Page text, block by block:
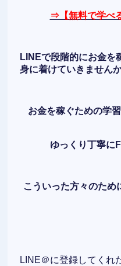
⇒【無料で学べ
LINEで段階的にお金を
身に着けていきません
お金を稼ぐための学
ゆっくり丁寧に
こういった方々のため
LINE＠に登録してくれ